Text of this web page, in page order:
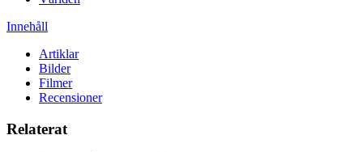
Innehåll
Artiklar
Bilder
Filmer
Recensioner
Relaterat